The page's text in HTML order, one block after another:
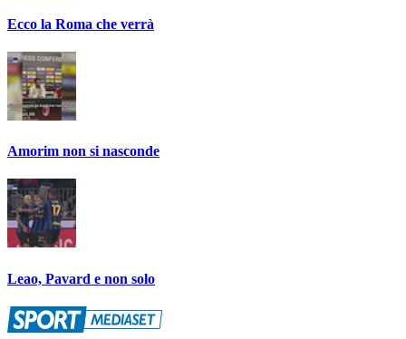
Ecco la Roma che verrà
Amorim non si nasconde
Leao, Pavard e non solo